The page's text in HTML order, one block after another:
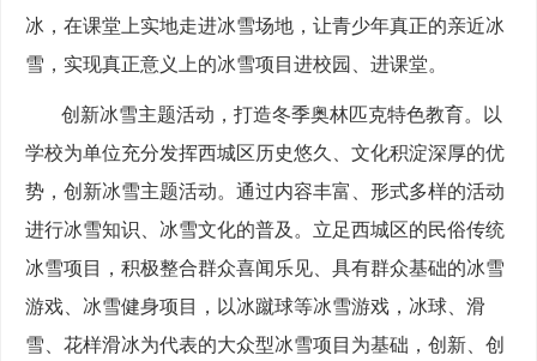
冰，在课堂上实地走进冰雪场地，让青少年真正的亲近冰
雪，实现真正意义上的冰雪项目进校园、进课堂。
创新冰雪主题活动，打造冬季奥林匹克特色教育。以
学校为单位充分发挥西城区历史悠久、文化积淀深厚的优
势，创新冰雪主题活动。通过内容丰富、形式多样的活动
进行冰雪知识、冰雪文化的普及。立足西城区的民俗传统
冰雪项目，积极整合群众喜闻乐见、具有群众基础的冰雪
游戏、冰雪健身项目，以冰蹴球等冰雪游戏，冰球、滑
雪、花样滑冰为代表的大众型冰雪项目为基础，创新、创